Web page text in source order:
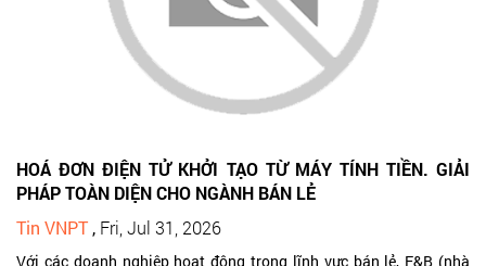
HOÁ ĐƠN ĐIỆN TỬ KHỞI TẠO TỪ MÁY TÍNH TIỀN. GIẢI
PHÁP TOÀN DIỆN CHO NGÀNH BÁN LẺ
Tin VNPT , Fri, Jul 31, 2026
Với các doanh nghiệp hoạt động trong lĩnh vực bán lẻ, F&B (nhà